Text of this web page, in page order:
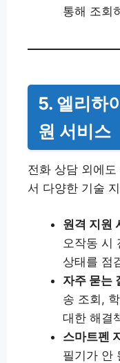
통해 조회
5. 엘리하
원 서비스
전화 상담 외에
서 다양한 기술
원격 지원
오작동 시
상태를 점
자주 묻는
송 조회,
대한 해결
스마트펜
필기가 안